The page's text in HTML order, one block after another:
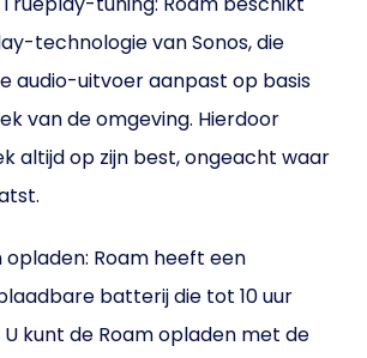
technologie van Sonos, die
audio-uitvoer aanpast op basis
van de omgeving. Hierdoor
altijd op zijn best, ongeacht waar
opladen: Roam heeft een
batterij die tot 10 uur
kunt de Roam opladen met de